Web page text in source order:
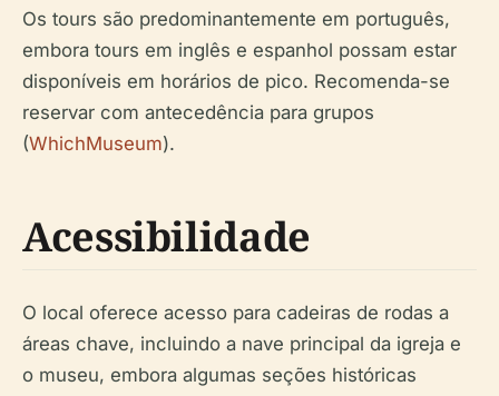
Os tours são predominantemente em português,
embora tours em inglês e espanhol possam estar
disponíveis em horários de pico. Recomenda-se
reservar com antecedência para grupos
(WhichMuseum).
Acessibilidade
O local oferece acesso para cadeiras de rodas a
áreas chave, incluindo a nave principal da igreja e
o museu, embora algumas seções históricas